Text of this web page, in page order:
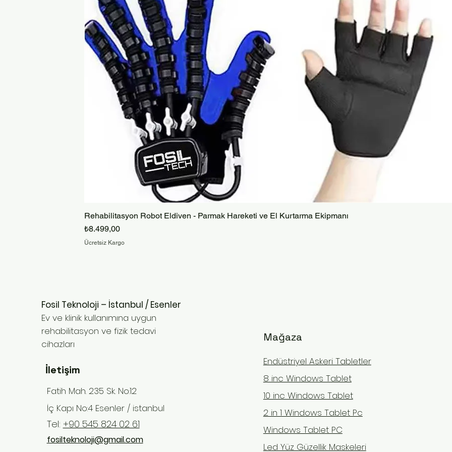
Hızlı Bakış
Rehabilitasyon Robot Eldiven - Parmak Hareketi ve El Kurtarma Ekipmanı
Fiyat
₺8.499,00
Ücretsiz Kargo
Fosil Teknoloji – İstanbul / Esenler
Ev ve klinik kullanımına uygun
rehabilitasyon ve fizik tedavi
cihazları
İletişim
Fatih Mah. 235 Sk. No:12
İç Kapı No:4 Esenler / istanbul
Tel: +90 545 824 02 61
fosilteknoloji@gmail.com
Mağaza
Endüstriyel Askeri Tabletler
8 inc Windows Tablet
10 inc Windows Tablet
2 in 1 Windows Tablet Pc
Windows Tablet PC
Led Yüz Güzellik Maskeleri